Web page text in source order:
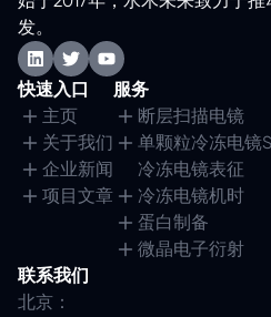
发。
快速入口
主页
关于我们
企业新闻
项目文章
服务
断层扫描电镜
单颗粒冷冻电镜
冷冻电镜表征
冷冻电镜机时
蛋白制备
微晶电子衍射
联系我们
北京：